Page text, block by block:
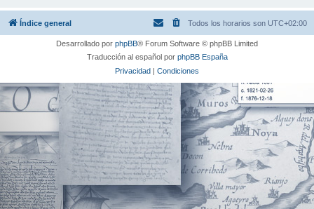
Índice general Todos los horarios son UTC+02:00
Desarrollado por phpBB® Forum Software © phpBB Limited
Traducción al español por phpBB España
Privacidad | Condiciones